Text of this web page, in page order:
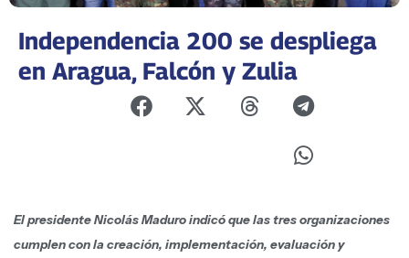
Independencia 200 se despliega
en Aragua, Falcón y Zulia
El presidente Nicolás Maduro indicó que las tres organizaciones
cumplen con la creación, implementación, evaluación y